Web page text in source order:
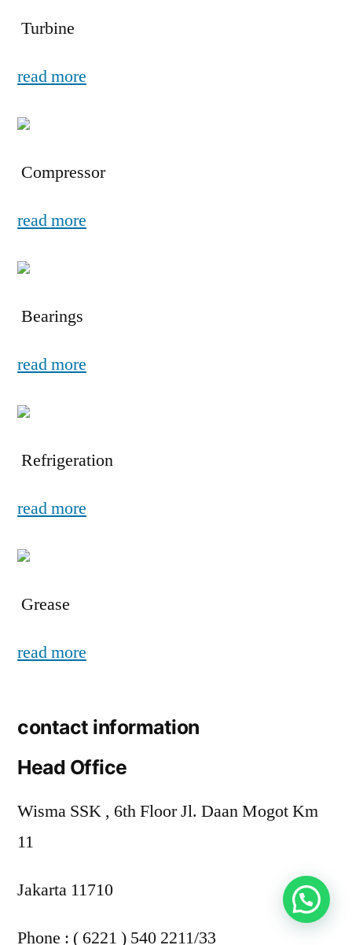
Turbine
read more
Compressor
read more
Bearings
read more
Refrigeration
read more
Grease
read more
contact information
Head Office
Wisma SSK , 6th Floor Jl. Daan Mogot Km
11
Jakarta 11710
Phone : ( 6221 ) 540 2211/33